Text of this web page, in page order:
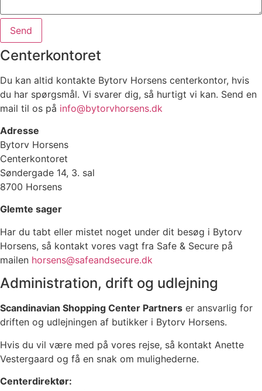
Send
Centerkontoret
Du kan altid kontakte Bytorv Horsens centerkontor, hvis
du har spørgsmål. Vi svarer dig, så hurtigt vi kan. Send en
mail til os på info@bytorvhorsens.dk
Adresse
Bytorv Horsens
Centerkontoret
Søndergade 14, 3. sal
8700 Horsens
Glemte sager
Har du tabt eller mistet noget under dit besøg i Bytorv
Horsens, så kontakt vores vagt fra Safe & Secure på
mailen horsens@safeandsecure.dk
Administration, drift og udlejning
Scandinavian Shopping Center Partners er ansvarlig for
driften og udlejningen af butikker i Bytorv Horsens.
Hvis du vil være med på vores rejse, så kontakt Anette
Vestergaard og få en snak om mulighederne.
Centerdirektør: